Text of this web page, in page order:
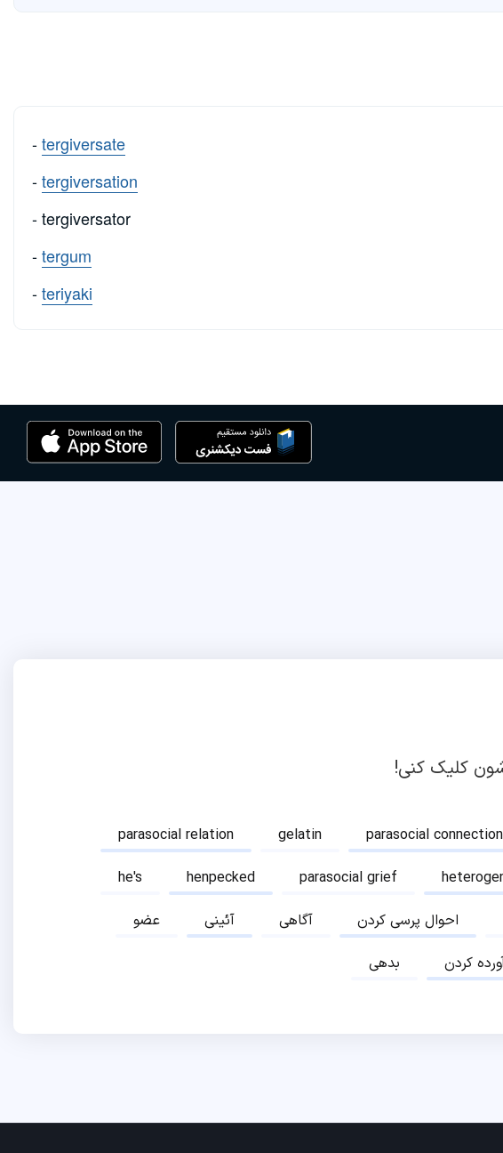
-tergiversate
-tergiversation
- tergiversator
-tergum
-teriyaki
کلیک کنی!
parasocial relation gelatin parasocial connection
he's
henpecked parasocial grief
عضو
آئینی آگاهی احوال پرسی کردن
بدهی
کردن